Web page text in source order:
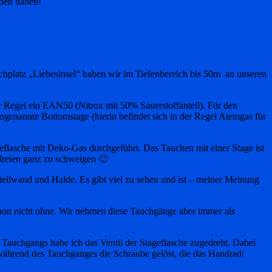
„Liebesinsel“ haben wir im Tiefenbereich bis 50m an unseren
ein EAN50 (Nitrox mit 50% Sauerstoffanteil). Für den
Bottomstage (hierin befindet sich in der Regel Atemgas für
mit Deko-Gas durchgeführt. Das Tauchen mit einer Stage ist
ganz zu schweigen 🙂
und Halde. Es gibt viel zu sehen und ist – meiner Meinung
nicht ohne. Wir nehmen diese Tauchgänge aber immer als
habe ich das Ventil der Stageflasche zugedreht. Dabei
des Tauchganges die Schraube gelöst, die das Handrad/